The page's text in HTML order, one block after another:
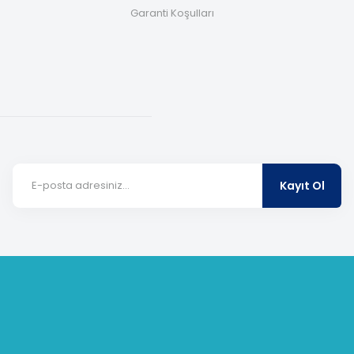
Garanti Koşulları
Kayıt Ol